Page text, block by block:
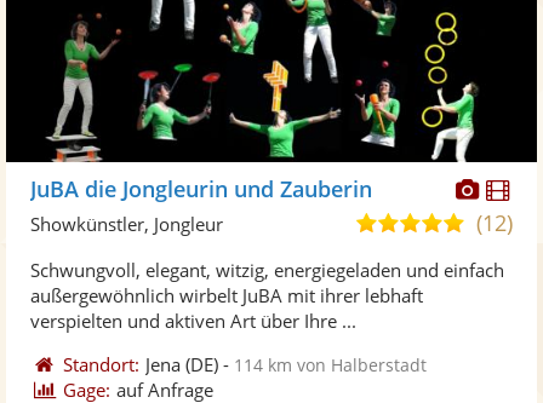
Fotos
JuBA die Jongleurin und Zauberin
5,0
5
(12)
Showkünstler, Jongleur
Schwungvoll, elegant, witzig, energiegeladen und einfach
außergewöhnlich wirbelt JuBA mit ihrer lebhaft
verspielten und aktiven Art über Ihre ...
Standort: Jena (DE) - 114 km von Halberstadt
Gage: auf Anfrage